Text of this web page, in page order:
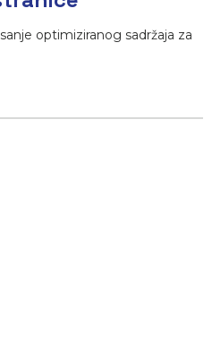
optimiziranog sadržaja za